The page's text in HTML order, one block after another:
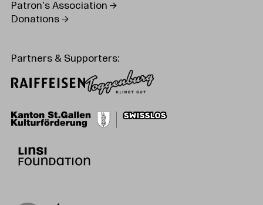
Patron's Association
Donations
Partners & Supporters: